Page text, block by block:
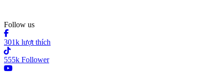
Follow us
301k lượt thích
555k Follower